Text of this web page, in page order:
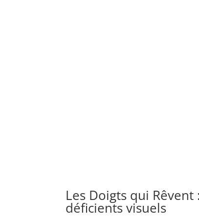
Les Doigts qui
déficients visuels